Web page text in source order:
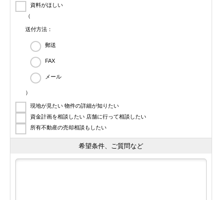
資料がほしい
（
送付方法：
郵送
FAX
メール
）
現地が見たい 物件の詳細が知りたい
資金計画を相談したい 店舗に行って相談したい
所有不動産の売却相談もしたい
希望条件、ご質問など